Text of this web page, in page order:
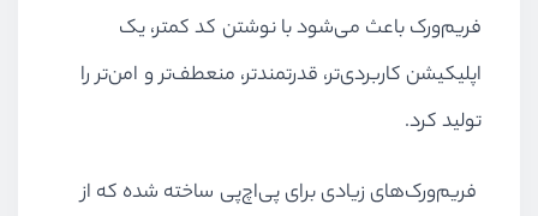
فریم‌ورک باعث می‌شود با نوشتن کد کمتر، یک
اپلیکیشن کاربردی‌تر، قدرتمند‌تر، منعطف‌تر و امن‌تر را
تولید کرد.
فریم‌ورک‌های زیادی برای پی‌اچ‌پی ساخته شده که از